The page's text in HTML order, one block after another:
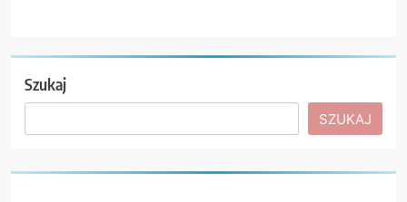
Szukaj
SZUKAJ